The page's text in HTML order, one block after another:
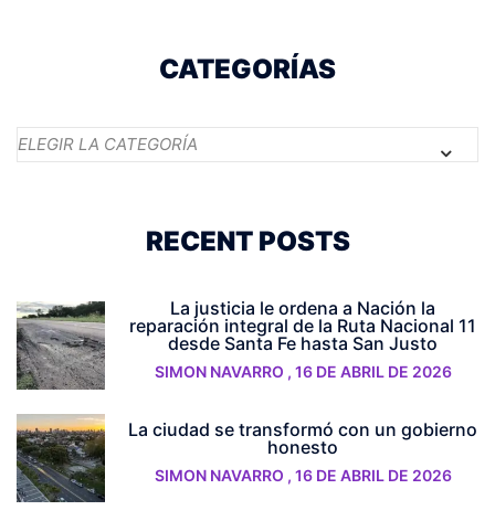
CATEGORÍAS
Categorías
RECENT POSTS
La justicia le ordena a Nación la
reparación integral de la Ruta Nacional 11
desde Santa Fe hasta San Justo
SIMON NAVARRO , 16 DE ABRIL DE 2026
La ciudad se transformó con un gobierno
honesto
SIMON NAVARRO , 16 DE ABRIL DE 2026